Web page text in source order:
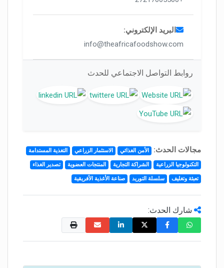
البريد الإلكتروني:
info@theafricafoodshow.com
روابط التواصل الاجتماعي للحدث
مجالات الحدث: الأمن الغذائي الاستثمار الزراعي التغذية المستدامة
التكنولوجيا الزراعية الشراكة التجارية المنتجات العضوية تصدير الغذاء
تعبئة وتغليف سلسلة التوريد صناعة الأغذية الأفريقية
شارك الحدث: